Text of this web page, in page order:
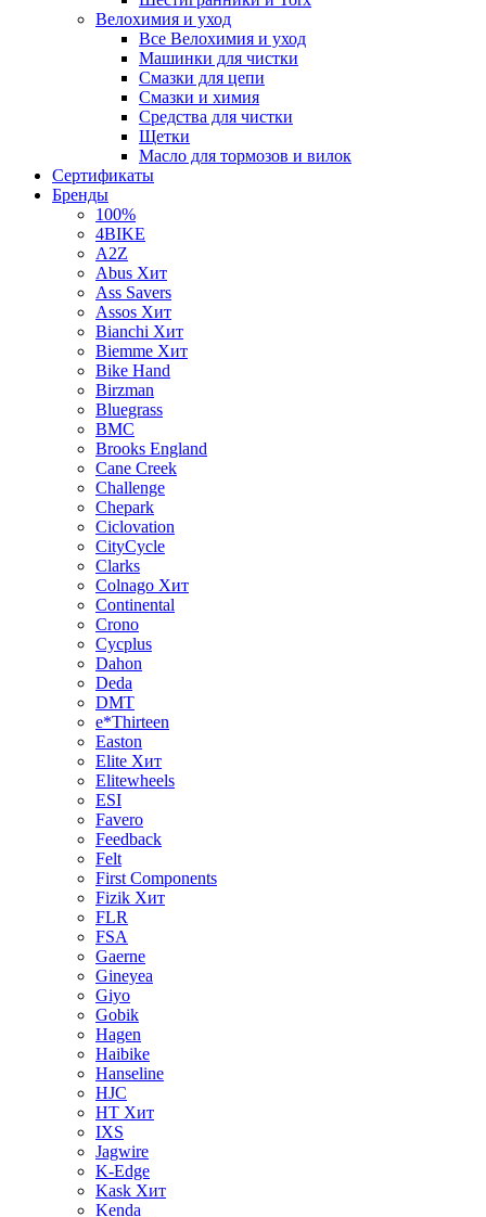
Велохимия и уход
Все Велохимия и уход
Машинки для чистки
Смазки для цепи
Смазки и химия
Средства для чистки
Щетки
Масло для тормозов и вилок
Сертификаты
Бренды
100%
4BIKE
A2Z
Abus Хит
Ass Savers
Assos Хит
Bianchi Хит
Biemme Хит
Bike Hand
Birzman
Bluegrass
BMC
Brooks England
Cane Creek
Challenge
Chepark
Ciclovation
CityCycle
Clarks
Colnago Хит
Continental
Crono
Cycplus
Dahon
Deda
DMT
e*Thirteen
Easton
Elite Хит
Elitewheels
ESI
Favero
Feedback
Felt
First Components
Fizik Хит
FLR
FSA
Gaerne
Gineyea
Giyo
Gobik
Hagen
Haibike
Hanseline
HJC
HT Хит
IXS
Jagwire
K-Edge
Kask Хит
Kenda